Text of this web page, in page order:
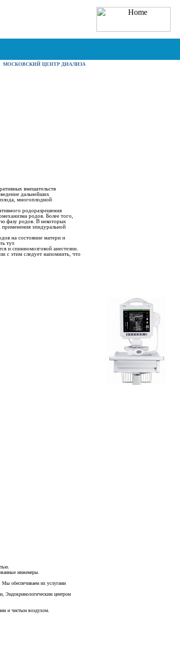
МОСКОВСКИЙ ЦЕНТР ДИАЛИЗА
вмешательств
дальнейших
многоплодной
родоразрешения
родов. Более того,
фазу родов. В некоторых
применения эпидуральной
на состояние матери и
тут.
и спинномозговой анестезии.
с этим следует напомнить, что
инженеры.
Мы обеспечиваем их услугами
Эндокринологическим центром
и чистым воздухом.